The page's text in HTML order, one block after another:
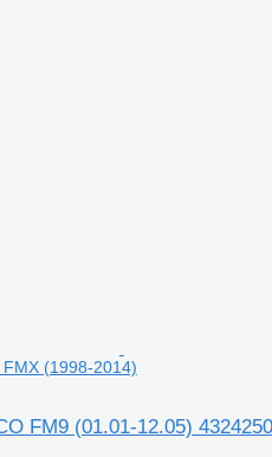
(1998-2014)
FM9 (01.01-12.05)